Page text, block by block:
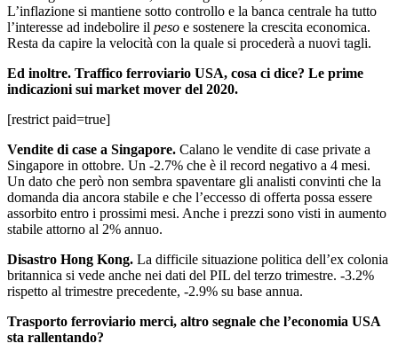
L’inflazione si mantiene sotto controllo e la banca centrale ha tutto
l’interesse ad indebolire il peso e sostenere la crescita economica.
Resta da capire la velocità con la quale si procederà a nuovi tagli.
Ed inoltre. Traffico ferroviario USA, cosa ci dice? Le prime
indicazioni sui market mover del 2020.
[restrict paid=true]
Vendite di case a Singapore. Calano le vendite di case private a
Singapore in ottobre. Un -2.7% che è il record negativo a 4 mesi.
Un dato che però non sembra spaventare gli analisti convinti che la
domanda dia ancora stabile e che l’eccesso di offerta possa essere
assorbito entro i prossimi mesi. Anche i prezzi sono visti in aumento
stabile attorno al 2% annuo.
Disastro Hong Kong. La difficile situazione politica dell’ex colonia
britannica si vede anche nei dati del PIL del terzo trimestre. -3.2%
rispetto al trimestre precedente, -2.9% su base annua.
Trasporto ferroviario merci, altro segnale che l’economia USA
sta rallentando?